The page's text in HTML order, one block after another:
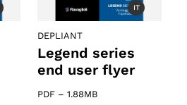
IT
DEPLIANT
Legend series
end user flyer
PDF – 1.88MB